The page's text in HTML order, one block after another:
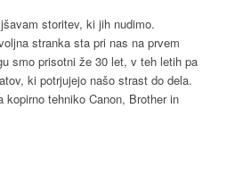
storitev, ki jih nudimo.
stranka sta pri nas na prvem
smo prisotni že 30 let, v teh letih pa
ki potrjujejo našo strast do dela.
tehniko Canon, Brother in